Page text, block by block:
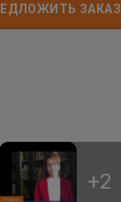
ЗАКАЗ
+2